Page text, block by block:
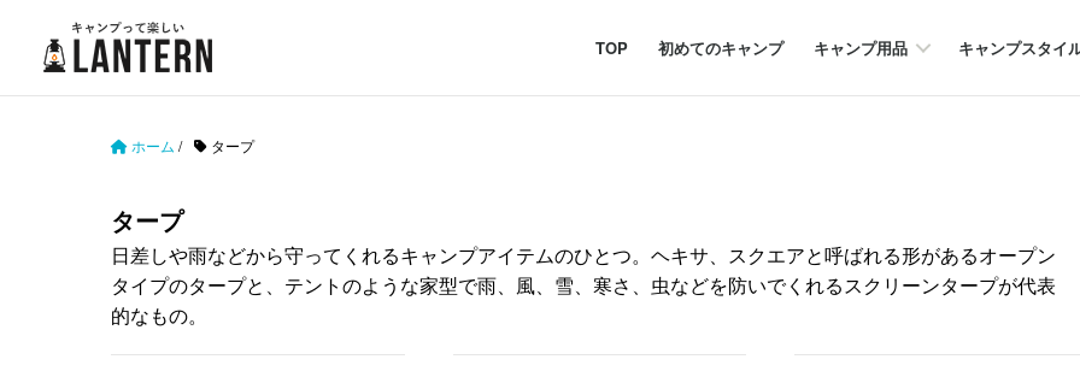
TOP 初めてのキャンプ キャンプ用品 キャンプスタイ
ホーム / タープ
タープ
日差しや雨などから守ってくれるキャンプアイテムのひとつ。ヘキサ、スクエアと呼ばれる形があるオープン
タイプのタープと、テントのような家型で雨、風、雪、寒さ、虫などを防いでくれるスクリーンタープが代表
的なもの。